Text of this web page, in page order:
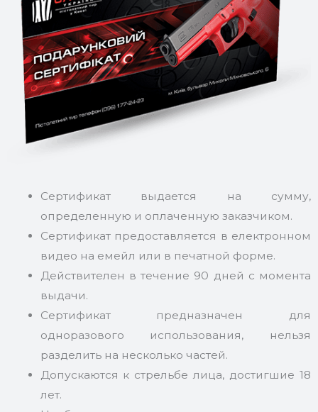
Сертификат выдается на сумму,
определенную и оплаченную заказчиком.
Сертификат предоставляется в електронном
видео на емейл или в печатной форме.
Действителен в течение 90 дней с момента
выдачи.
Сертификат предназначен для
одноразового использования, нельзя
разделить на несколько частей.
Допускаются к стрельбе лица, достигшие 18
лет.